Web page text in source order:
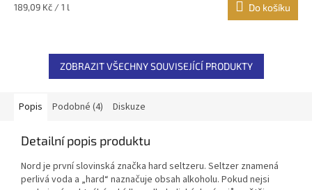
5,0
hvězdiček.
Měrná
189,09 Kč / 1 l Do košíku
ZOBRAZIT VŠECHNY SOUVISEJÍCÍ PRODUKTY
Popis Podobné (4) Diskuze
Detailní popis produktu
Nord je první slovinská značka hard seltzeru. Seltzer znamená
perlivá voda a „hard“ naznačuje obsah alkoholu. Pokud nejsi